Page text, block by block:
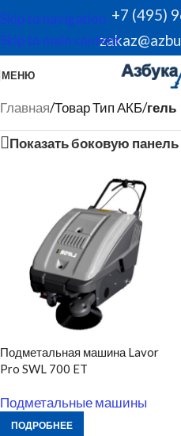
Skip to navigation
Skip to main content
+7 (495)
МЕНЮ
Главная/Товар Тип АКБ/гель
Показать боковую панель
Подметальная машина Lavor
Pro SWL 700 ET
Подметальные машины
ПОДРОБНЕЕ